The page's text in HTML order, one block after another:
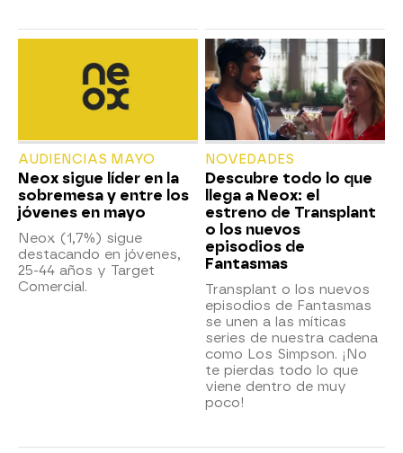
AUDIENCIAS MAYO
Neox sigue líder en la
sobremesa y entre los
jóvenes en mayo
Neox (1,7%) sigue
destacando en jóvenes,
25-44 años y Target
Comercial.
NOVEDADES
Descubre todo lo que
llega a Neox: el
estreno de Transplant
o los nuevos
episodios de
Fantasmas
Transplant o los nuevos
episodios de Fantasmas
se unen a las míticas
series de nuestra cadena
como Los Simpson. ¡No
te pierdas todo lo que
viene dentro de muy
poco!